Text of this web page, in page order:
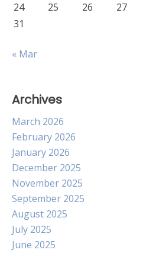
24
25 26 27
31
« Mar
Archives
March 2026
February 2026
January 2026
December 2025
November 2025
September 2025
August 2025
July 2025
June 2025